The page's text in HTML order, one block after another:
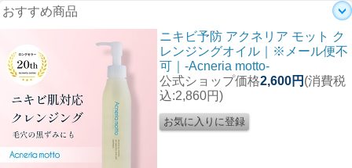
おすすめ商品
ニキビ予防 アクネリア モット ク
レンジングオイル｜※メール便不
可｜-Acneria motto-
公式ショップ価格2,600円 (消費税
込:2,860円)